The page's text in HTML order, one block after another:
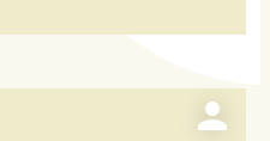
person